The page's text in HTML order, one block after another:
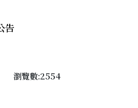
告
瀏覽數:2554